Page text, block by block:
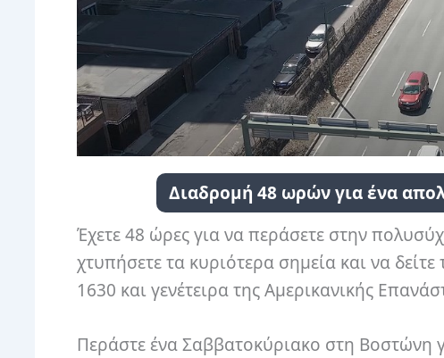
Διαδρομή 48 ωρών για ένα
Έχετε 48 ώρες για να περάσετε στην
χτυπήσετε τα κυριότερα σημεία και να
1630 και γενέτειρα της Αμερικανικής
Περάστε ένα Σαββατοκύριακο στη Βοστώνη